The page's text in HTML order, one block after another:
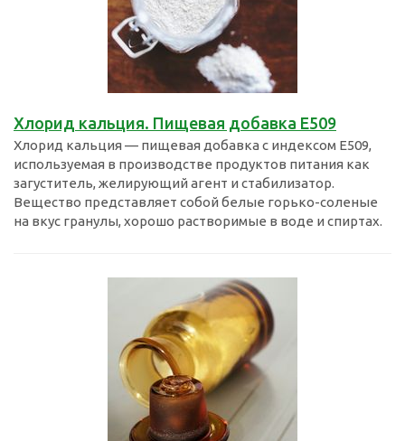
Хлорид кальция. Пищевая добавка Е509
Хлорид кальция — пищевая добавка с индексом E509,
используемая в производстве продуктов питания как
загуститель, желирующий агент и стабилизатор.
Вещество представляет собой белые горько-соленые
на вкус гранулы, хорошо растворимые в воде и спиртах.